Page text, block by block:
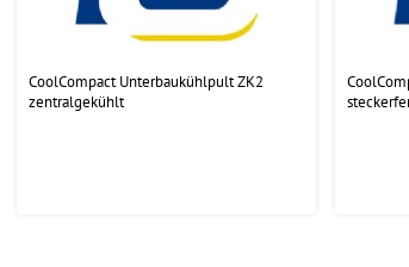
CoolCompact Unterbaukühlpult ZK2
zentralgekühlt